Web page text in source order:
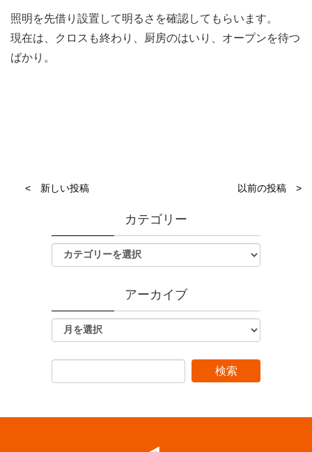
照明を先借り設置して明るさを確認してもらいます。
現在は、クロスも終わり、厨房のはいり、オープンを待つ
ばかり。
< 新しい投稿 以前の投稿 >
カテゴリー
アーカイブ